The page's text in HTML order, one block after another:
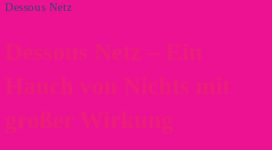
Dessous Netz
Dessous Netz – Ein
Hauch von Nichts mit
großer Wirkung